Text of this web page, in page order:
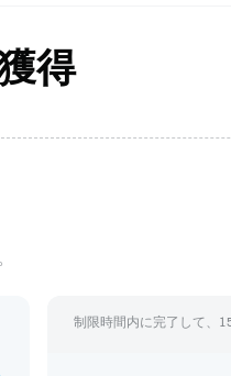
得
制限時間内に完了して、